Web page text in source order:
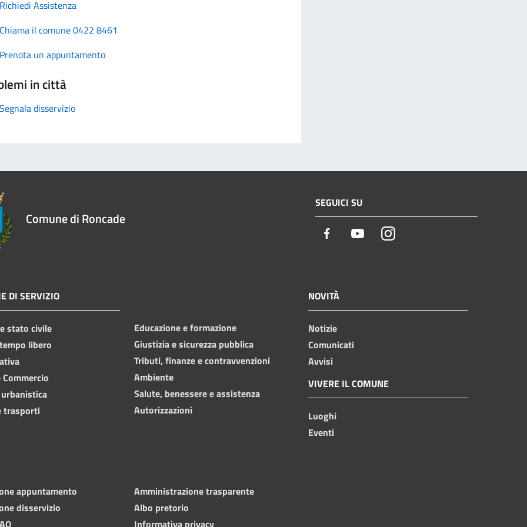
Richiedi Assistenza
Chiama il comune 0422 8461
Prenota un appuntamento
in città
Segnala disservizio
Comune di Roncade
SEGUICI SU
Facebook YoutubeInstagram
DI SERVIZIO
stato civile
libero
trasporti
Educazione e formazione
Giustizia e sicurezza pubblica
Tributi, finanze e contravvenzioni
Ambiente
Salute, benessere e assistenza
Autorizzazioni
NOVITÀ
Notizie
Comunicati
Avvisi
VIVERE IL COMUNE
Luoghi
Eventi
appuntamento
disservizio
Amministrazione trasparente
Albo pretorio
Informativa privacy